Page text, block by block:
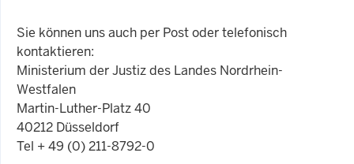
Sie können uns auch per Post oder telefonisch
kontaktieren:
Ministerium der Justiz des Landes Nordrhein-
Westfalen
Martin-Luther-Platz 40
40212 Düsseldorf
Tel + 49 (0) 211-8792-0